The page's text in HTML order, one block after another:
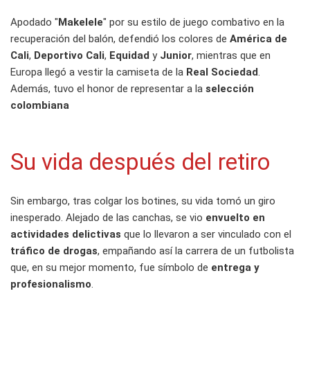
Apodado "Makelele" por su estilo de juego combativo en la
recuperación del balón, defendió los colores de América de
Cali, Deportivo Cali, Equidad y Junior, mientras que en
Europa llegó a vestir la camiseta de la Real Sociedad.
Además, tuvo el honor de representar a la selección
colombiana
Su vida después del retiro
Sin embargo, tras colgar los botines, su vida tomó un giro
inesperado. Alejado de las canchas, se vio envuelto en
actividades delictivas que lo llevaron a ser vinculado con el
tráfico de drogas, empañando así la carrera de un futbolista
que, en su mejor momento, fue símbolo de entrega y
profesionalismo.